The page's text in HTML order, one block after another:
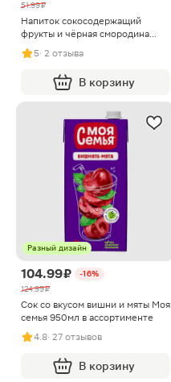
51.99 ₽
Напиток сокосодержащий
фрукты и чёрная смородина
Фрутоняня 200мл
5· 2 отзыва
В корзину
Разный дизайн
104.99 ₽
-16%
124.99 ₽
Сок со вкусом вишни и мяты Моя
семья 950мл в ассортименте
4.8· 27 отзывов
В корзину